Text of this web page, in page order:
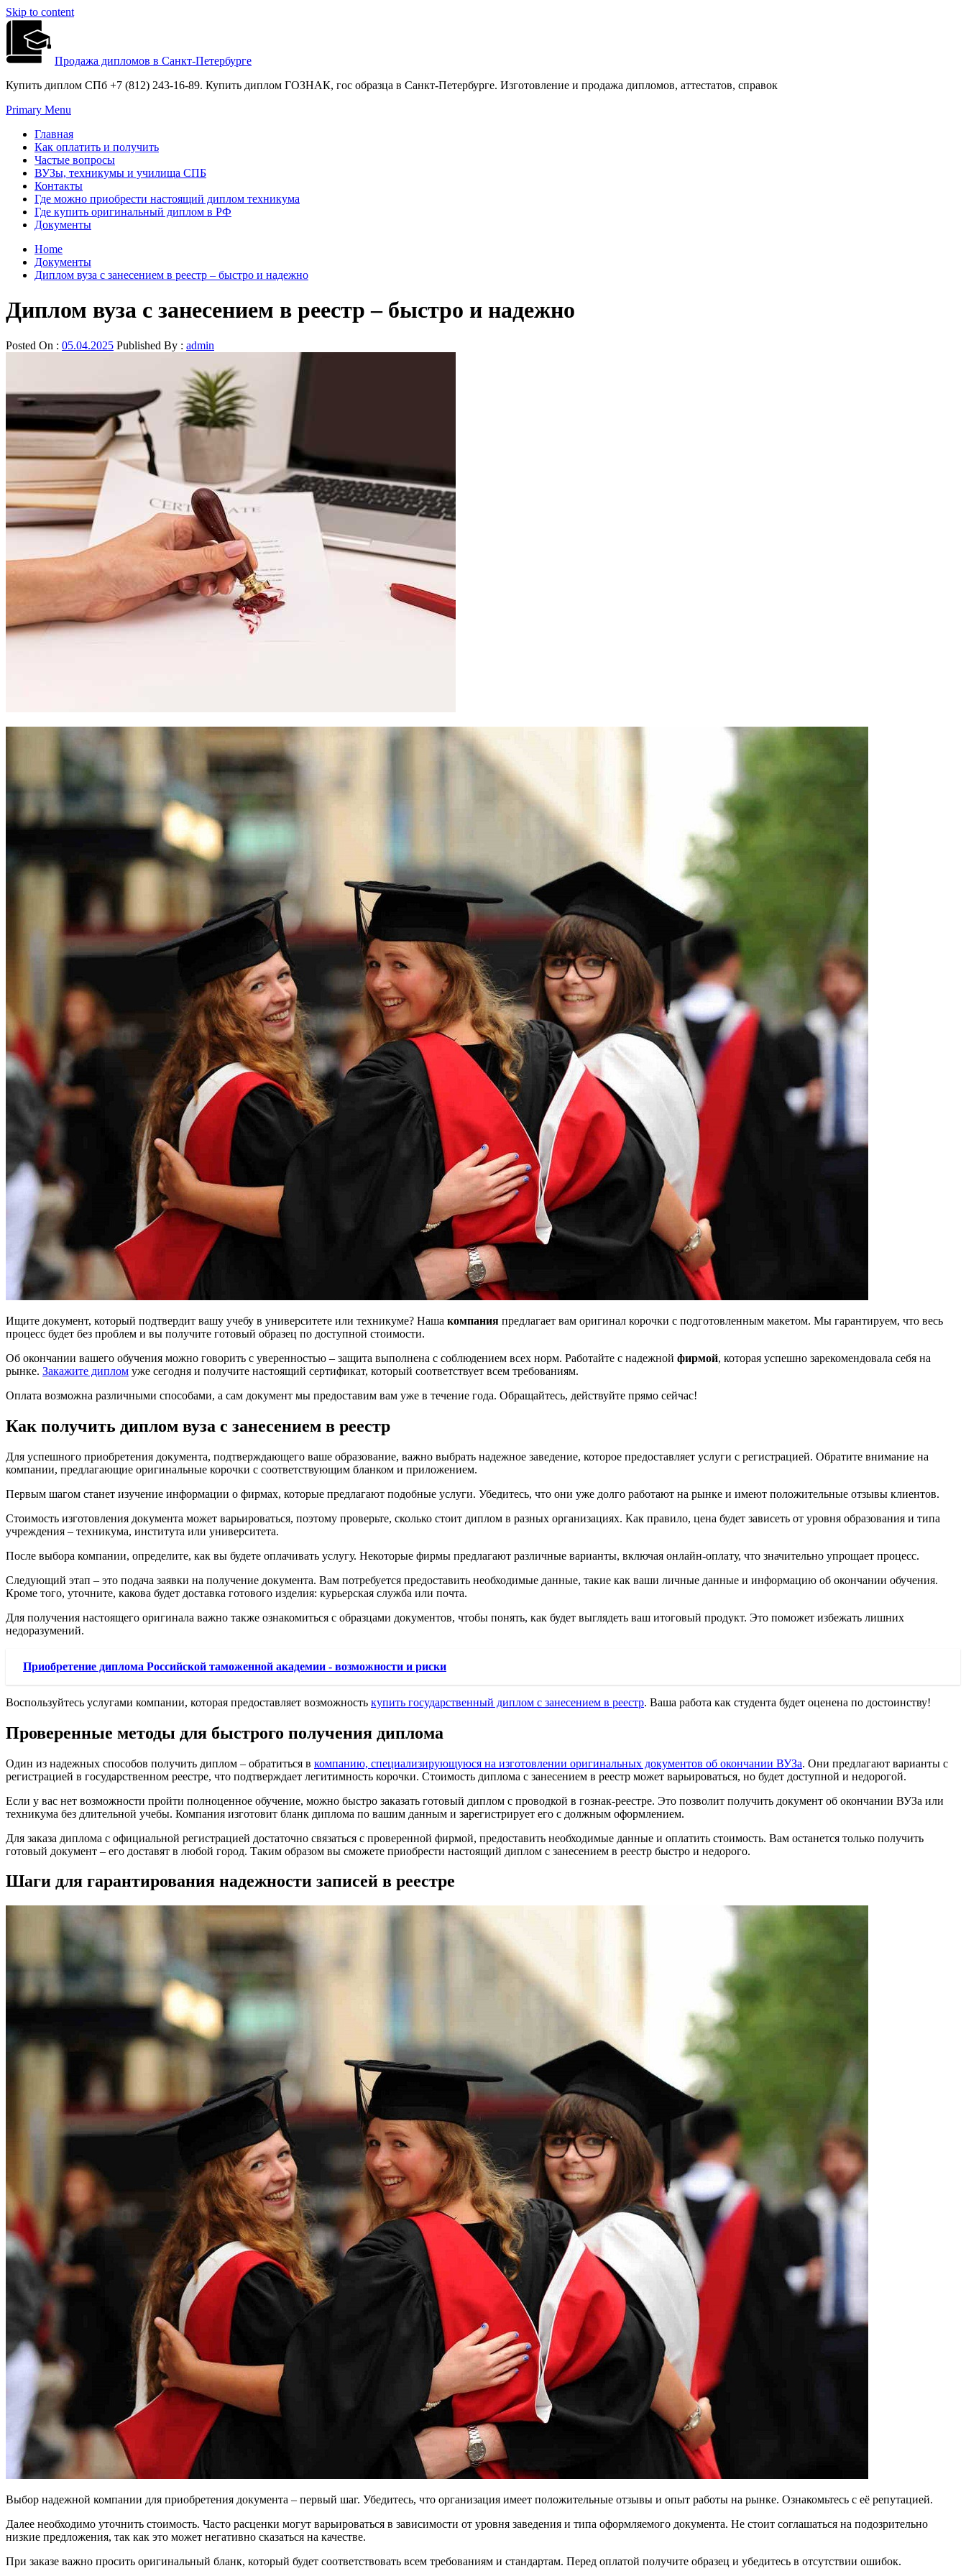
Skip to content
Продажа дипломов в Санкт-Петербурге
Купить диплом СПб +7 (812) 243-16-89. Купить диплом ГОЗНАК, гос образца в Санкт-Петербурге. Изготовление и продажа дипломов, аттестатов, справок
Primary Menu
Главная
Как оплатить и получить
Частые вопросы
ВУЗы, техникумы и училища СПБ
Контакты
Где можно приобрести настоящий диплом техникума
Где купить оригинальный диплом в РФ
Документы
Home
Документы
Диплом вуза с занесением в реестр – быстро и надежно
Диплом вуза с занесением в реестр – быстро и надежно
Posted On : 05.04.2025 Published By : admin
Ищите документ, который подтвердит вашу учебу в университете или техникуме? Наша компания предлагает вам оригинал корочки с подготовленным макетом. Мы гарантируем, что весь
процесс будет без проблем и вы получите готовый образец по доступной стоимости.
Об окончании вашего обучения можно говорить с уверенностью – защита выполнена с соблюдением всех норм. Работайте с надежной фирмой, которая успешно зарекомендовала себя на
рынке. Закажите диплом уже сегодня и получите настоящий сертификат, который соответствует всем требованиям.
Оплата возможна различными способами, а сам документ мы предоставим вам уже в течение года. Обращайтесь, действуйте прямо сейчас!
Как получить диплом вуза с занесением в реестр
Для успешного приобретения документа, подтверждающего ваше образование, важно выбрать надежное заведение, которое предоставляет услуги с регистрацией. Обратите внимание на
компании, предлагающие оригинальные корочки с соответствующим бланком и приложением.
Первым шагом станет изучение информации о фирмах, которые предлагают подобные услуги. Убедитесь, что они уже долго работают на рынке и имеют положительные отзывы клиентов.
Стоимость изготовления документа может варьироваться, поэтому проверьте, сколько стоит диплом в разных организациях. Как правило, цена будет зависеть от уровня образования и типа
учреждения – техникума, института или университета.
После выбора компании, определите, как вы будете оплачивать услугу. Некоторые фирмы предлагают различные варианты, включая онлайн-оплату, что значительно упрощает процесс.
Следующий этап – это подача заявки на получение документа. Вам потребуется предоставить необходимые данные, такие как ваши личные данные и информацию об окончании обучения.
Кроме того, уточните, какова будет доставка готового изделия: курьерская служба или почта.
Для получения настоящего оригинала важно также ознакомиться с образцами документов, чтобы понять, как будет выглядеть ваш итоговый продукт. Это поможет избежать лишних
недоразумений.
Приобретение диплома Российской таможенной академии - возможности и риски
Воспользуйтесь услугами компании, которая предоставляет возможность купить государственный диплом с занесением в реестр. Ваша работа как студента будет оценена по достоинству!
Проверенные методы для быстрого получения диплома
Один из надежных способов получить диплом – обратиться в компанию, специализирующуюся на изготовлении оригинальных документов об окончании ВУЗа. Они предлагают варианты с
регистрацией в государственном реестре, что подтверждает легитимность корочки. Стоимость диплома с занесением в реестр может варьироваться, но будет доступной и недорогой.
Если у вас нет возможности пройти полноценное обучение, можно быстро заказать готовый диплом с проводкой в гознак-реестре. Это позволит получить документ об окончании ВУЗа или
техникума без длительной учебы. Компания изготовит бланк диплома по вашим данным и зарегистрирует его с должным оформлением.
Для заказа диплома с официальной регистрацией достаточно связаться с проверенной фирмой, предоставить необходимые данные и оплатить стоимость. Вам останется только получить
готовый документ – его доставят в любой город. Таким образом вы сможете приобрести настоящий диплом с занесением в реестр быстро и недорого.
Шаги для гарантирования надежности записей в реестре
Выбор надежной компании для приобретения документа – первый шаг. Убедитесь, что организация имеет положительные отзывы и опыт работы на рынке. Ознакомьтесь с её репутацией.
Далее необходимо уточнить стоимость. Часто расценки могут варьироваться в зависимости от уровня заведения и типа оформляемого документа. Не стоит соглашаться на подозрительно
низкие предложения, так как это может негативно сказаться на качестве.
При заказе важно просить оригинальный бланк, который будет соответствовать всем требованиям и стандартам. Перед оплатой получите образец и убедитесь в отсутствии ошибок.